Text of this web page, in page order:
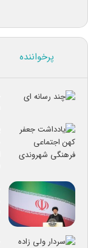
پرخواننده